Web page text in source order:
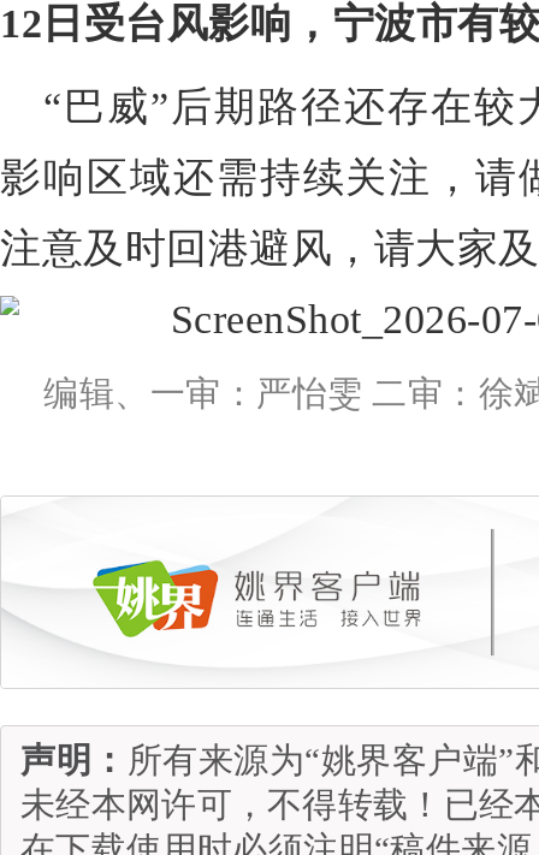
12日受台风影响，宁波市有
“巴威”后期路径还存在
影响区域还需持续关注，请
注意及时回港避风，请大家
编辑、一审：严怡雯 二审：徐
声明： 所有来源为“姚界客户端”
未经本网许可，不得转载！已经